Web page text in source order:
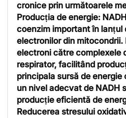
cronice prin următoarele
Producția de energie:
coenzim important în lanțul
electronilor din mitocondrii.
electroni către complexele
respirator, facilitând
principala sursă de energie
un nivel adecvat de NADH
producție eficientă de
Reducerea stresului